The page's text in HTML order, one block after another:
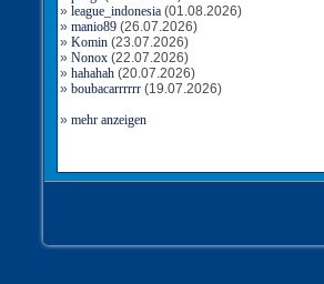
» league_indonesia (01.08.2026)
» manio89 (26.07.2026)
» Komin (23.07.2026)
» Nonox (22.07.2026)
» hahahah (20.07.2026)
» boubacarrrrrr (19.07.2026)
» mehr anzeigen